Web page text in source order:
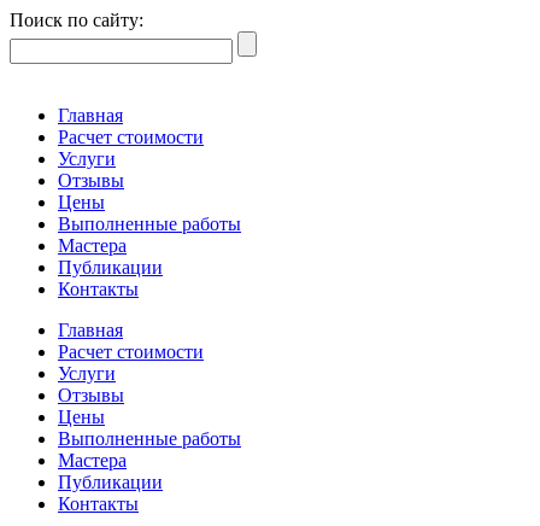
Поиск по сайту:
Главная
Расчет стоимости
Услуги
Отзывы
Цены
Выполненные работы
Мастера
Публикации
Контакты
Главная
Расчет стоимости
Услуги
Отзывы
Цены
Выполненные работы
Мастера
Публикации
Контакты